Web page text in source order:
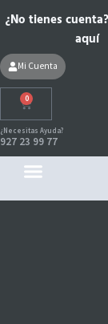
¿No tienes
aquí
Mi Cuenta
0
Carrito
¿Necesitas Ayuda?
927 23 99 77